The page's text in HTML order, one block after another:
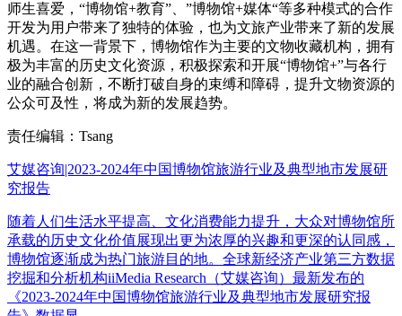
师生喜爱，“博物馆+教育”、”博物馆+媒体“等多种模式的合作
开发为用户带来了独特的体验，也为文旅产业带来了新的发展
机遇。在这一背景下，博物馆作为主要的文物收藏机构，拥有
极为丰富的历史文化资源，积极探索和开展“博物馆+”与各行
业的融合创新，不断打破自身的束缚和障碍，提升文物资源的
公众可及性，将成为新的发展趋势。
责任编辑：Tsang
艾媒咨询|2023-2024年中国博物馆旅游行业及典型地市发展研
究报告
随着人们生活水平提高、文化消费能力提升，大众对博物馆所
承载的历史文化价值展现出更为浓厚的兴趣和更深的认同感，
博物馆逐渐成为热门旅游目的地。全球新经济产业第三方数据
挖掘和分析机构iiMedia Research（艾媒咨询）最新发布的
《2023-2024年中国博物馆旅游行业及典型地市发展研究报